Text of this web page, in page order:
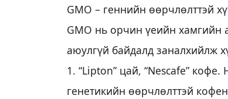
GМО – геннийн өөрчлөлттэй
GМО нь орчин үеийн хамгийн
аюулгүй байдалд заналхийлж
1. “Lipton” цай, “Nescafe”
генетикийн өөрчлөлттэй